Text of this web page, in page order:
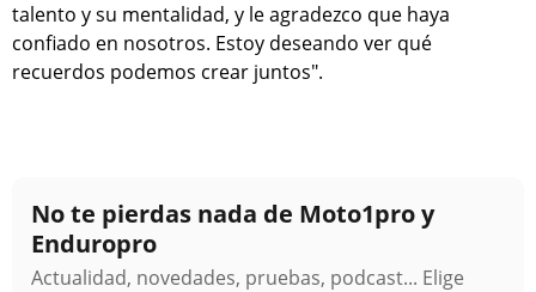
talento y su mentalidad, y le agradezco que haya
confiado en nosotros. Estoy deseando ver qué
recuerdos podemos crear juntos".
No te pierdas nada de Moto1pro y
Enduropro
Actualidad, novedades, pruebas, podcast... Elige